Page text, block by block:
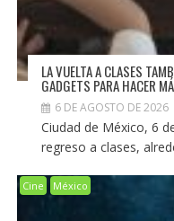
LA VUELTA A CLASES
GADGETS PARA HACER
6 DE AGOSTO DE 2026
Ciudad de México, 6
regreso a clases,
Cine México